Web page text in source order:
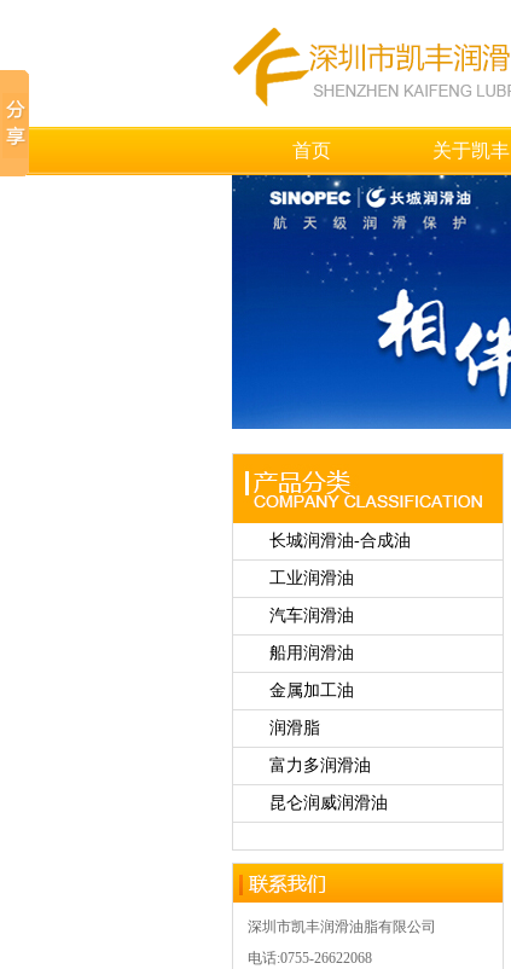
首页 关于凯丰
长城润滑油-合成油
工业润滑油
汽车润滑油
船用润滑油
金属加工油
润滑脂
富力多润滑油
昆仑润威润滑油
深圳市凯丰润滑油脂有限公司
电话:0755-26622068